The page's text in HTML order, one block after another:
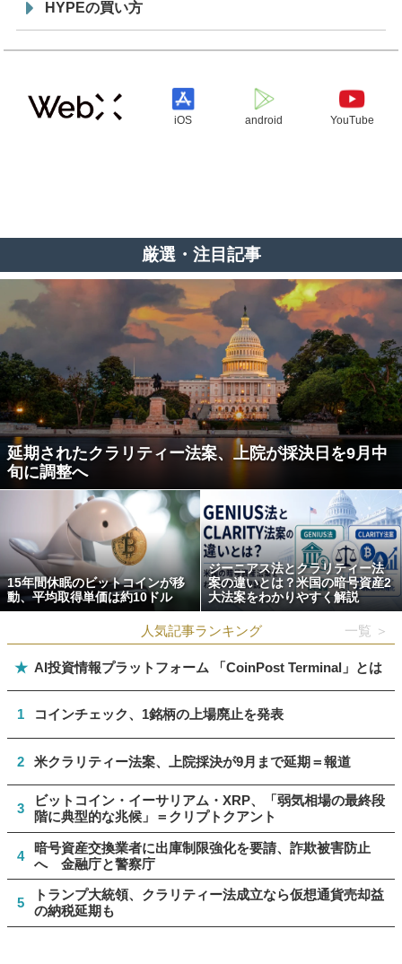
HYPEの買い方
iOS android YouTube
厳選・注目記事
延期されたクラリティー法案、上院が採決日を9月中
旬に調整へ
15年間休眠のビットコインが移
動、平均取得単価は約10ドル
ジーニアス法とクラリティー法
案の違いとは？米国の暗号資産2
大法案をわかりやすく解説
人気記事ランキング 一覧 ＞
★ AI投資情報プラットフォーム 「CoinPost Terminal」とは
1 コインチェック、1銘柄の上場廃止を発表
2 米クラリティー法案、上院採決が9月まで延期＝報道
3
ビットコイン・イーサリアム・XRP、「弱気相場の最終段
階に典型的な兆候」＝クリプトクアント
4
暗号資産交換業者に出庫制限強化を要請、詐欺被害防止
へ 金融庁と警察庁
5
トランプ大統領、クラリティー法成立なら仮想通貨売却益
の納税延期も